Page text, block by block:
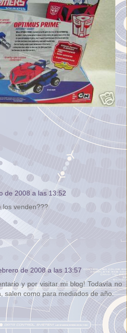
de 2008 a las 13:52
los venden???
de 2008 a las 13:57
y por visitar mi blog! Todavía no
salen como para mediados de año.